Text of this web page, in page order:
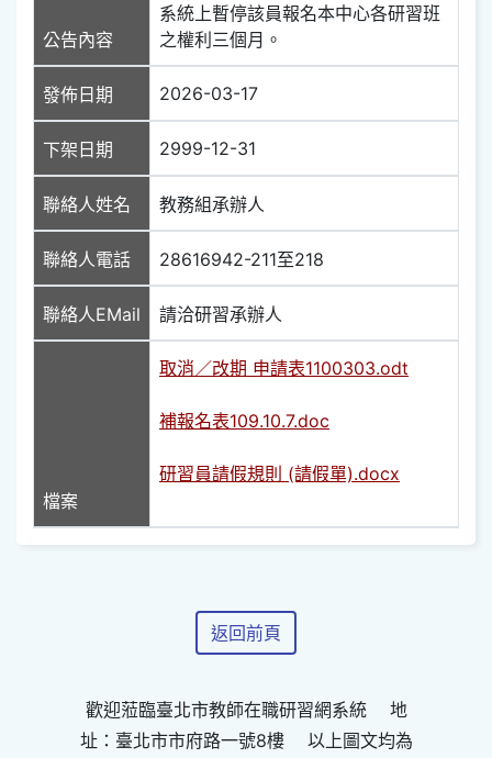
公告內容
系統上暫停該員報名本中心各研習班
之權利三個月。
發佈日期 2026-03-17
下架日期 2999-12-31
聯絡人姓名 教務組承辦人
聯絡人電話 28616942-211至218
聯絡人EMail 請洽研習承辦人
檔案
取消／改期 申請表1100303.odt
補報名表109.10.7.doc
研習員請假規則 (請假單).docx
返回前頁
歡迎蒞臨臺北市教師在職研習網系統 地
址：臺北市市府路一號8樓 以上圖文均為